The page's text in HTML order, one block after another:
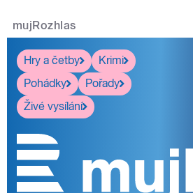
mujRozhlas
Hry a četby
Krimi
Pohádky
Pořady
Živé vysílání